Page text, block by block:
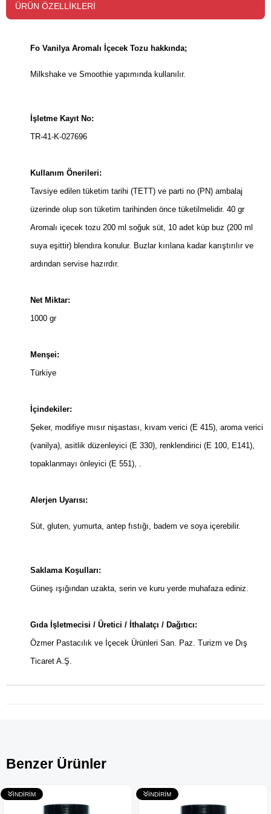
ÜRÜN ÖZELLIKLERI
Fo Vanilya Aromalı İçecek Tozu hakkında;
Milkshake ve Smoothie yapımında kullanılır.
İşletme Kayıt No:
TR-41-K-027696
Kullanım Önerileri:
Tavsiye edilen tüketim tarihi (TETT) ve parti no (PN) ambalaj
üzerinde olup son tüketim tarihinden önce tüketilmelidir. 40 gr
Aromalı içecek tozu 200 ml soğuk süt, 10 adet küp buz (200 ml
suya eşittir) blendıra konulur. Buzlar kırılana kadar karıştırılır ve
ardından servise hazırdır.
Net Miktar:
1000 gr
Menşei:
Türkiye
İçindekiler:
Şeker, modifiye mısır nişastası, kıvam verici (E 415), aroma verici
(vanilya), asitlik düzenleyici (E 330), renklendirici (E 100, E141),
topaklanmayı önleyici (E 551), .
Alerjen Uyarısı:
Süt, gluten, yumurta, antep fıstığı, badem ve soya içerebilir.
Saklama Koşulları:
Güneş ışığından uzakta, serin ve kuru yerde muhafaza ediniz.
Gıda İşletmecisi / Üretici / İthalatçı / Dağıtıcı:
Özmer Pastacılık ve İçecek Ürünleri San. Paz. Turizm ve Dış
Ticaret A.Ş.
Benzer Ürünler